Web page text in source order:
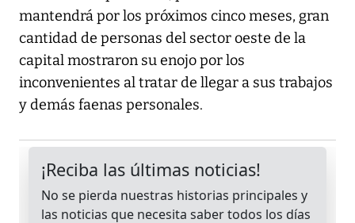
mantendrá por los próximos cinco meses, gran
cantidad de personas del sector oeste de la
capital mostraron su enojo por los
inconvenientes al tratar de llegar a sus trabajos
y demás faenas personales.